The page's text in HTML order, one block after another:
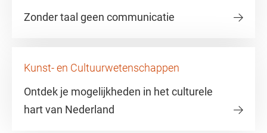
Zonder taal geen communicatie
Kunst- en Cultuurwetenschappen
Ontdek je mogelijkheden in het culturele
hart van Nederland